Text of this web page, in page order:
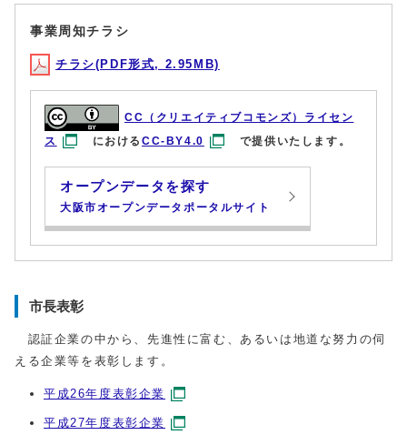
事業周知チラシ
チラシ(PDF形式, 2.95MB)
CC（クリエイティブコモンズ）ライセン
ス
におけるCC-BY4.0 で提供いたします。
オープンデータを探す
大阪市オープンデータポータルサイト
市長表彰
認証企業の中から、先進性に富む、あるいは地道な努力の伺
える企業等を表彰します。
平成26年度表彰企業
平成27年度表彰企業